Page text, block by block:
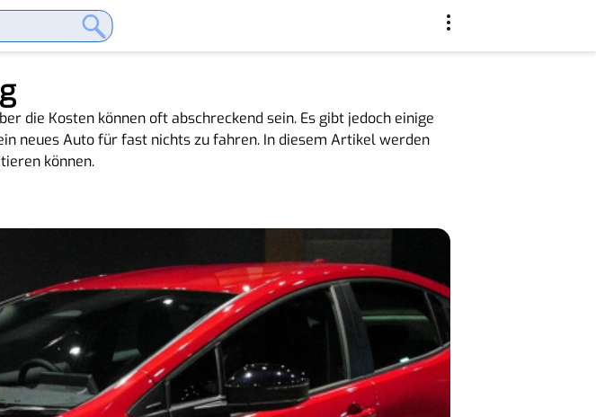
die Kosten können oft abschreckend sein. Es gibt jedoch einige
neues Auto für fast nichts zu fahren. In diesem Artikel werden
können.